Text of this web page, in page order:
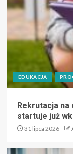
EDUKACJA
Rekrutacja na
startuje już
31 lipca 2026